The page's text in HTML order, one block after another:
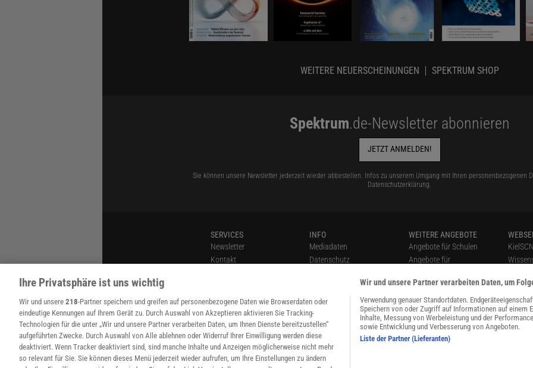
WEITERE NEUERSCHEINUNGEN SPEKTRUM SHOP
Spektrum.de-Newsletter abonnieren
JETZT ANMELDEN!
Sie können unsere Newsletter jederzeit wieder abbestellen. Infos zu unserem Umgang mit Ihren personenbezogenen
Datenschutzerklärung
SERVICES
Newsletter
Kontakt
Presse
Verträge kündigen
Widerruf
INFO
Mediadaten
Datenschutz
Cookie-Einstellungen
Utiq verwalten
Nutzungsbasierte
Onlinewerbung
Alle Artikel
Impressum
WEITERE ANGEBOTE
Angebote für Schulen
Angebote für
Sprachen lernen mit
Gymglish
Lexika
Für Spektrum schreiben
Zugänglichkeitserklärung
KielSCN
SciLogs
Ihre Privatsphäre ist uns wichtig
Wir und unsere 218-Partner speichern und greifen auf personenbezogene Daten wie Browserdaten oder
eindeutige Kennungen auf Ihrem Gerät zu. Durch Auswahl von Akzeptieren aktivieren Sie Tracking-
Technologien für die unter „Wir und unsere Partner verarbeiten Daten, um Ihnen Dienste bereitzustellen“
aufgeführten Zwecke. Durch Auswahl von Alle ablehnen oder Widerruf Ihrer Einwilligung werden diese
deaktiviert. Wenn Tracker deaktiviert sind, sind manche Inhalte und Anzeigen möglicherweise nicht mehr
so relevant für Sie. Sie können dieses Menü jederzeit wieder aufrufen, um Ihre Einstellungen zu ändern
Wir und unsere Partner verarbeiten Daten, um
Verwendung genauer Standortdaten.
Speichern von oder Zugriff auf Informationen auf einem
Inhalte, Messung von Werbeleistung und der
sowie Entwicklung und Verbesserung von Angeboten.
Liste der Partner (Lieferanten)